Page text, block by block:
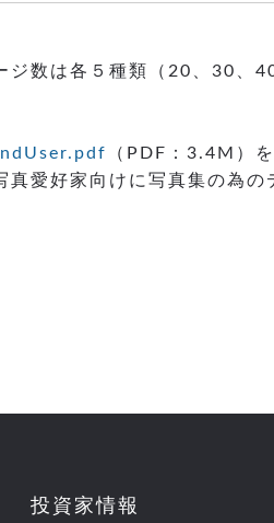
ジ数は各５種類（20、30、
（PDF：3.4M）
愛好家向けに写真集の為の
投資家情報